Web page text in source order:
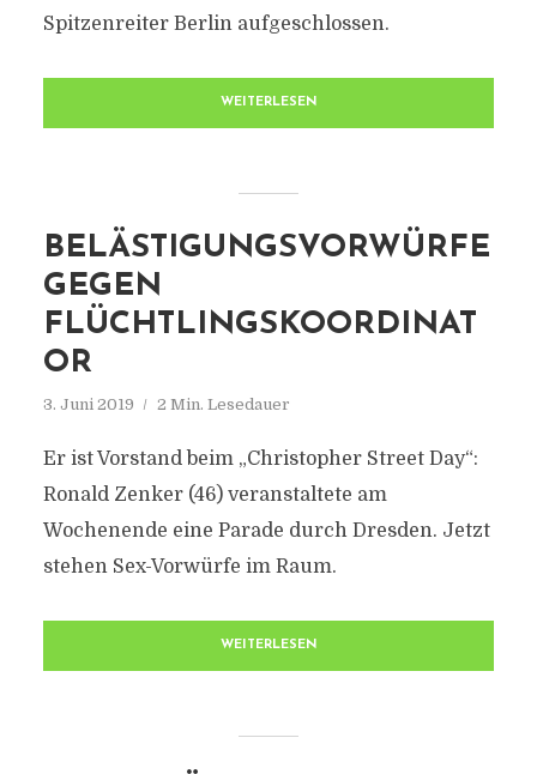
Spitzenreiter Berlin aufgeschlossen.
WEITERLESEN
BELÄSTIGUNGSVORWÜRFE
GEGEN
FLÜCHTLINGSKOORDINAT
OR
3. Juni 2019 2 Min. Lesedauer
Er ist Vorstand beim „Christopher Street Day“:
Ronald Zenker (46) veranstaltete am
Wochenende eine Parade durch Dresden. Jetzt
stehen Sex-Vorwürfe im Raum.
WEITERLESEN